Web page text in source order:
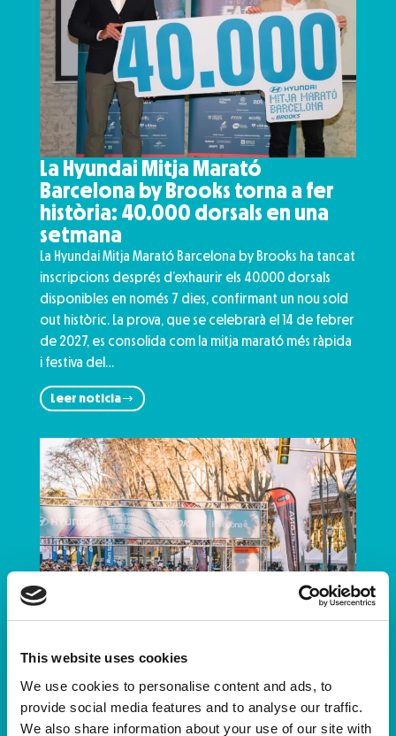
This website uses cookies
We use cookies to personalise content and ads, to
provide social media features and to analyse our traffic.
We also share information about your use of our site with
La Hyundai Mitja Marató
Barcelona by Brooks torna a fer
història: 40.000 dorsals en una
setmana
La Hyundai Mitja Marató Barcelona by Brooks ha tancat
inscripcions després d’exhaurir els 40.000 dorsals
disponibles en només 7 dies, confirmant un nou sold
out històric. La prova, que se celebrarà el 14 de febrer
de 2027, es consolida com la mitja marató més ràpida
i festiva del…
Leer noticia